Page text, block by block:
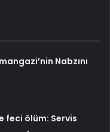
Nabzını
feci ölüm: Servis